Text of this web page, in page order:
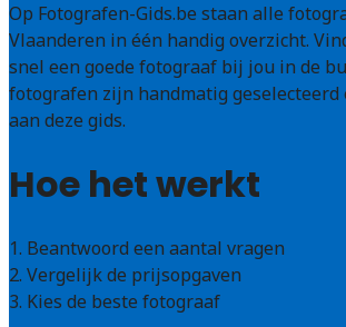
Op Fotografen-Gids.be staan alle
Vlaanderen in één handig overzicht.
snel een goede fotograaf bij jou in de
fotografen zijn handmatig geselecteerd
aan deze gids.
Hoe het werkt
1. Beantwoord een aantal vragen
2. Vergelijk de prijsopgaven
3. Kies de beste fotograaf